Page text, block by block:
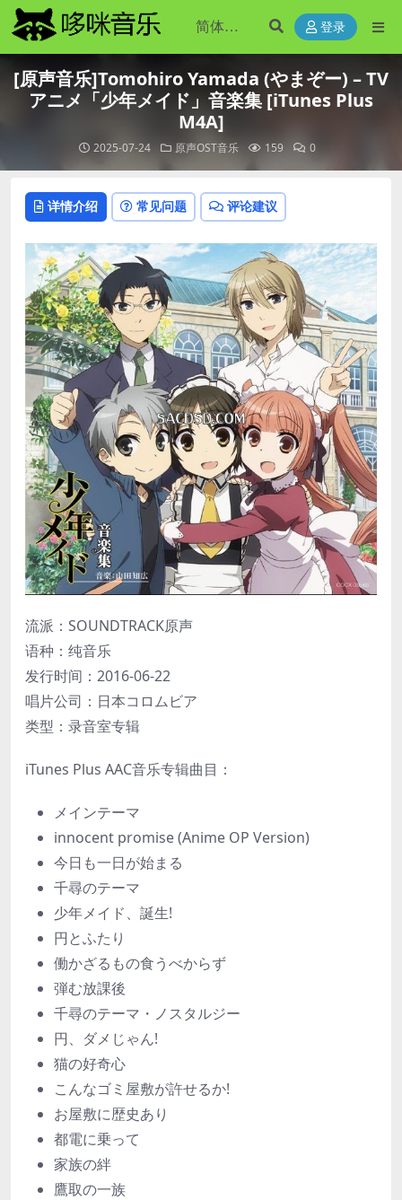
登录
[原声音乐]Tomohiro Yamada (やまぞー) – TV
アニメ「少年メイド」音楽集 [iTunes Plus
M4A]
2025-07-24 原声OST音乐 159 0
详情介绍 常见问题 评论建议
流派：SOUNDTRACK原声
语种：纯音乐
发行时间：2016-06-22
唱片公司：日本コロムビア
类型：录音室专辑
iTunes Plus AAC音乐专辑曲目：
メインテーマ
innocent promise (Anime OP Version)
今日も一日が始まる
千尋のテーマ
少年メイド、誕生!
円とふたり
働かざるもの食うべからず
弾む放課後
千尋のテーマ・ノスタルジー
円、ダメじゃん!
猫の好奇心
こんなゴミ屋敷が許せるか!
お屋敷に歴史あり
都電に乗って
家族の絆
鷹取の一族